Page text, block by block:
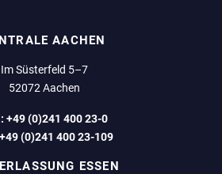
AACHEN
Im Süsterfeld 5–7
52072 Aachen
+49 (0)241 400 23-0
+49 (0)241 400 23-109
ESSEN